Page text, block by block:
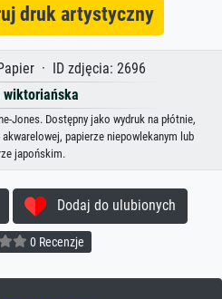
druk artystyczny
· ID zdjęcia: 2696
wiktoriańska
Jones. Dostępny jako wydruk na płótnie,
papierze niepowlekanym lub
japońskim.
Dodaj do ulubionych
0 Recenzje